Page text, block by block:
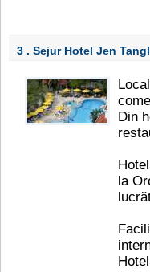
3 . Sejur Hotel Jen
Din
la